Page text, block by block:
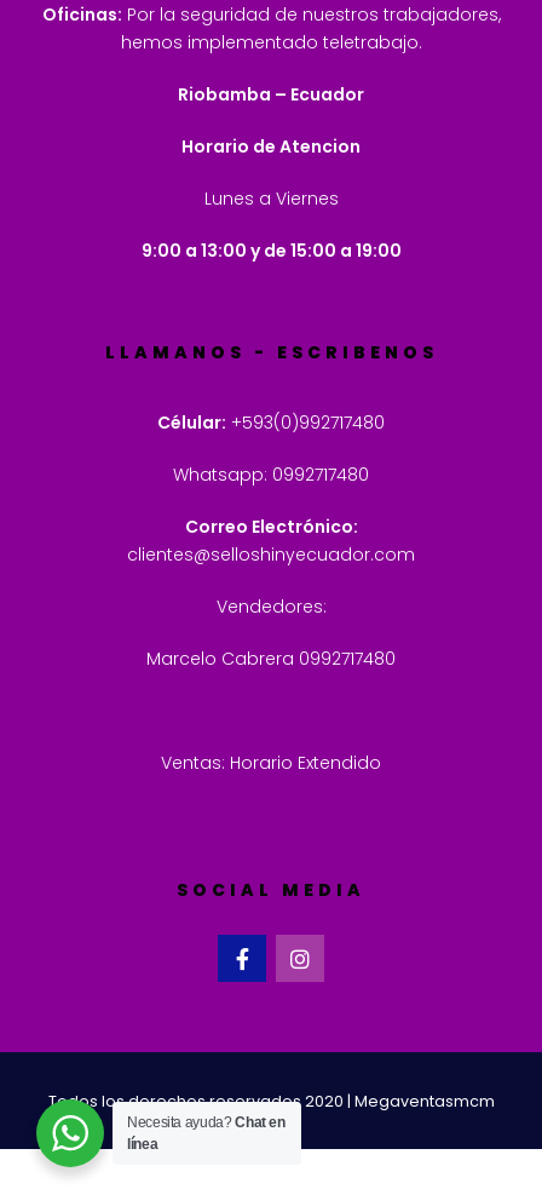
Oficinas: Por la seguridad de nuestros trabajadores,
hemos implementado teletrabajo.
Riobamba – Ecuador
Horario de Atencion
Lunes a Viernes
9:00 a 13:00 y de 15:00 a 19:00
LLAMANOS - ESCRIBENOS
Célular: +593(0)992717480
Whatsapp: 0992717480
Correo Electrónico:
clientes@selloshinyecuador.com
Vendedores:
Marcelo Cabrera 0992717480
Ventas: Horario Extendido
SOCIAL MEDIA
Todos los derechos reservados 2020 | Megaventasmcm
Necesita ayuda?Chat en
línea